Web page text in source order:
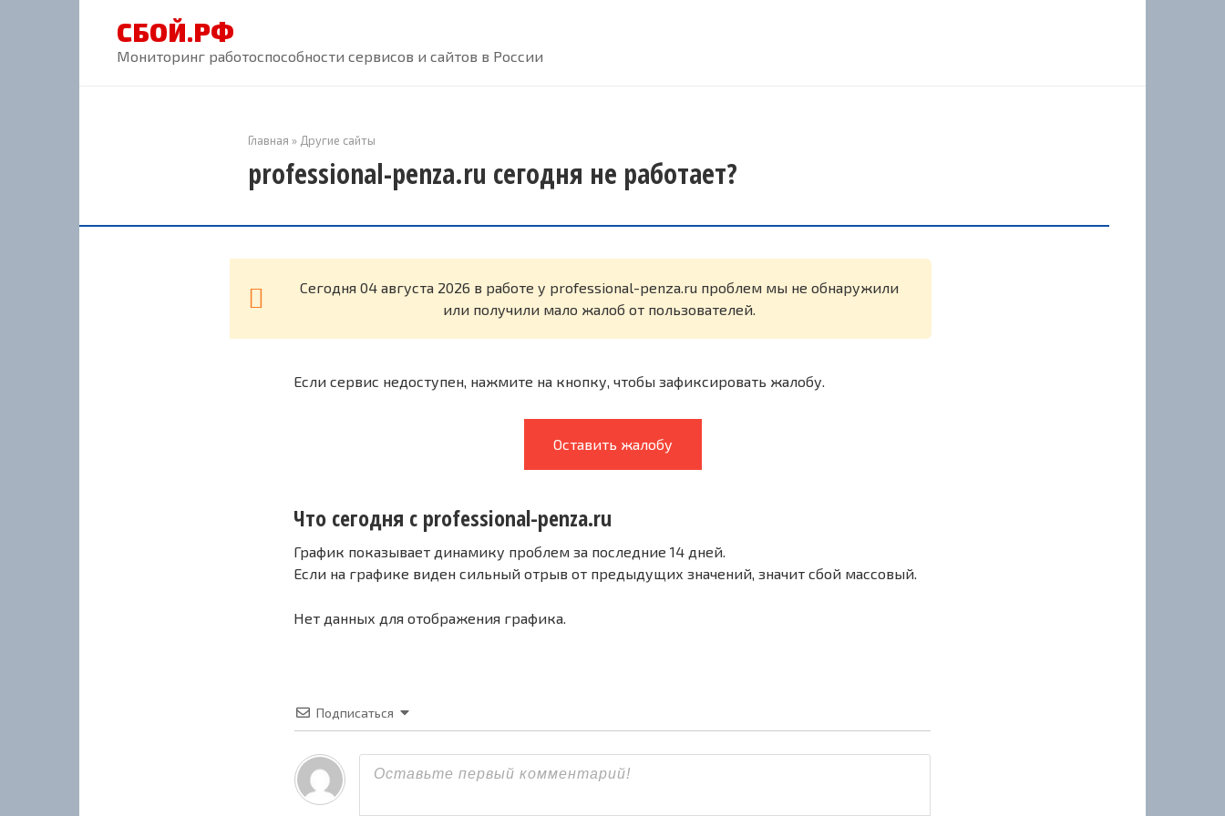
СБОЙ.РФ
Мониторинг работоспособности сервисов и сайтов в России
Главная » Другие сайты
professional-penza.ru сегодня не работает?
Cегодня 04 августа 2026 в работе у professional-penza.ru проблем мы не обнаружили
или получили мало жалоб от пользователей.
Если сервис недоступен, нажмите на кнопку, чтобы зафиксировать жалобу.
Оставить жалобу
Что сегодня с professional-penza.ru
График показывает динамику проблем за последние 14 дней.
Если на графике виден сильный отрыв от предыдущих значений, значит сбой массовый.
Нет данных для отображения графика.
Подписаться